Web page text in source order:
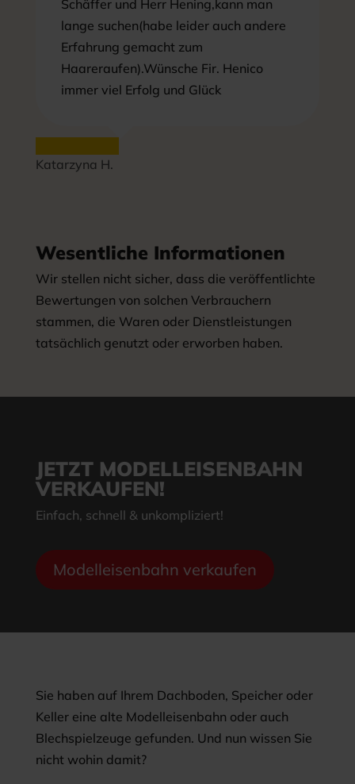
Schäffer und Herr Hening,kann man
lange suchen(habe leider auch andere
Erfahrung gemacht zum
Haareraufen).Wünsche Fir. Henico
immer viel Erfolg und Glück
Katarzyna H.
Wesentliche Informationen
Wir stellen nicht sicher, dass die veröffentlichte
Bewertungen von solchen Verbrauchern
stammen, die Waren oder Dienstleistungen
tatsächlich genutzt oder erworben haben.
JETZT MODELLEISENBAHN
VERKAUFEN!
Einfach, schnell & unkompliziert!
Modelleisenbahn verkaufen
Sie haben auf Ihrem Dachboden, Speicher oder
Keller eine alte Modelleisenbahn oder auch
Blechspielzeuge gefunden. Und nun wissen Sie
nicht wohin damit?